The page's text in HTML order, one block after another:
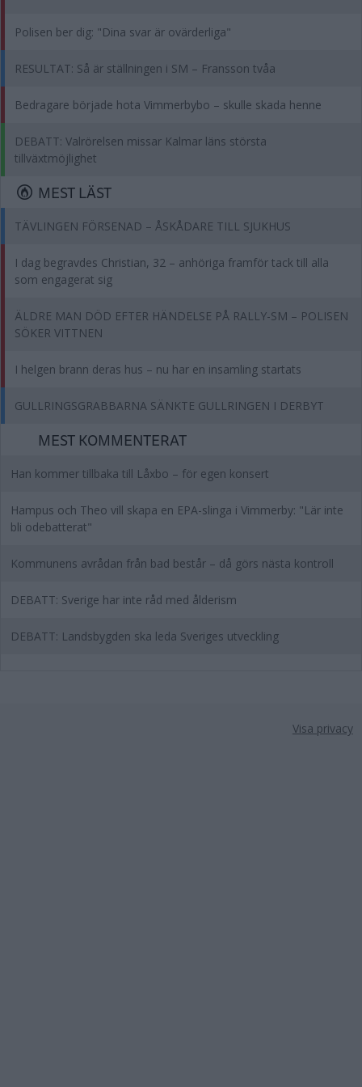
Polisen ber dig: "Dina svar är ovärderliga"
RESULTAT: Så är ställningen i SM – Fransson tvåa
Bedragare började hota Vimmerbybo – skulle skada henne
DEBATT: Valrörelsen missar Kalmar läns största
tillväxtmöjlighet
MEST LÄST
TÄVLINGEN FÖRSENAD – ÅSKÅDARE TILL SJUKHUS
I dag begravdes Christian, 32 – anhöriga framför tack till alla
som engagerat sig
ÄLDRE MAN DÖD EFTER HÄNDELSE PÅ RALLY-SM – POLISEN
SÖKER VITTNEN
I helgen brann deras hus – nu har en insamling startats
GULLRINGSGRABBARNA SÄNKTE GULLRINGEN I DERBYT
MEST KOMMENTERAT
Han kommer tillbaka till Låxbo – för egen konsert
Hampus och Theo vill skapa en EPA-slinga i Vimmerby: "Lär inte
bli odebatterat"
Kommunens avrådan från bad består – då görs nästa kontroll
DEBATT: Sverige har inte råd med ålderism
DEBATT: Landsbygden ska leda Sveriges utveckling
Visa privacy